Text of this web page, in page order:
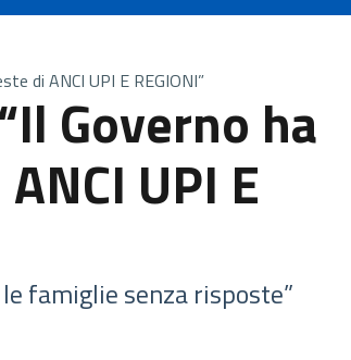
di ANCI UPI E REGIONI”
Governo ha
UPI E
famiglie senza risposte”